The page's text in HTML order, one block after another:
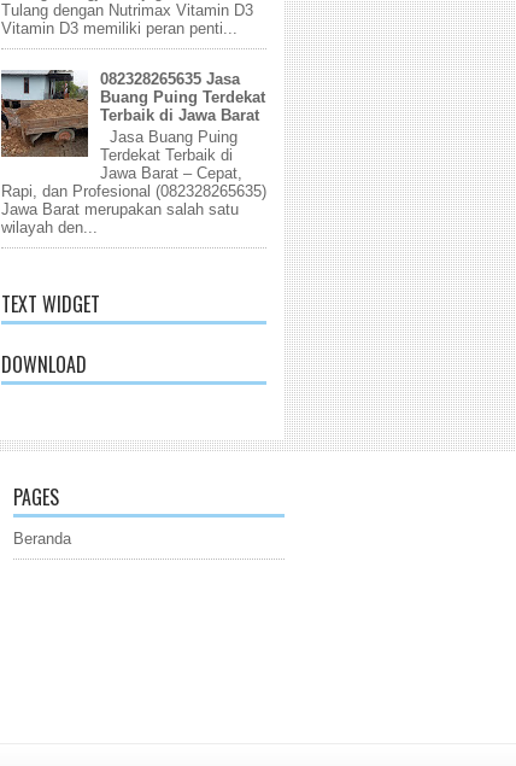
Tulang dengan Nutrimax Vitamin D3
Vitamin D3 memiliki peran penti...
082328265635 Jasa
Buang Puing Terdekat
Terbaik di Jawa Barat
Jasa Buang Puing
Terdekat Terbaik di
Jawa Barat – Cepat,
Rapi, dan Profesional (082328265635)
Jawa Barat merupakan salah satu
wilayah den...
TEXT WIDGET
DOWNLOAD
PAGES
Beranda